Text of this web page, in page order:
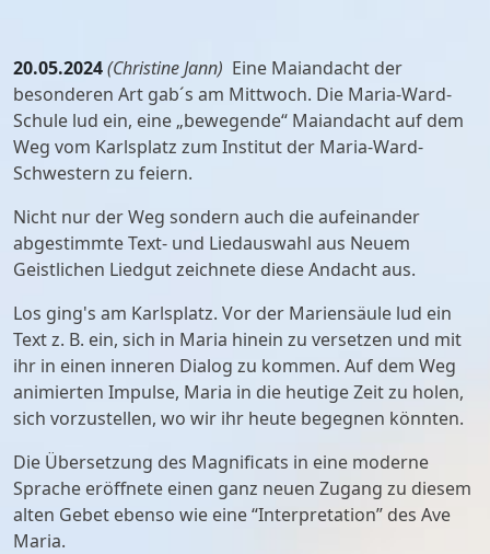
20.05.2024(Christine Jann) Eine Maiandacht der
besonderen Art gab´s am Mittwoch. Die Maria-Ward-
Schule lud ein, eine „bewegende“ Maiandacht auf dem
Weg vom Karlsplatz zum Institut der Maria-Ward-
Schwestern zu feiern.
Nicht nur der Weg sondern auch die aufeinander
abgestimmte Text- und Liedauswahl aus Neuem
Geistlichen Liedgut zeichnete diese Andacht aus.
Los ging's am Karlsplatz. Vor der Mariensäule lud ein
Text z. B. ein, sich in Maria hinein zu versetzen und mit
ihr in einen inneren Dialog zu kommen. Auf dem Weg
animierten Impulse, Maria in die heutige Zeit zu holen,
sich vorzustellen, wo wir ihr heute begegnen könnten.
Die Übersetzung des Magnificats in eine moderne
Sprache eröffnete einen ganz neuen Zugang zu diesem
alten Gebet ebenso wie eine “Interpretation” des Ave
Maria.